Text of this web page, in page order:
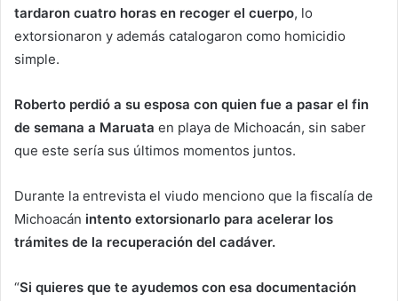
tardaron cuatro horas en recoger el cuerpo, lo
extorsionaron y además catalogaron como homicidio
simple.
Roberto perdió a su esposa con quien fue a pasar el fin
de semana a Maruata en playa de Michoacán, sin saber
que este sería sus últimos momentos juntos.
Durante la entrevista el viudo menciono que la fiscalía de
Michoacán intento extorsionarlo para acelerar los
trámites de la recuperación del cadáver.
“Si quieres que te ayudemos con esa documentación